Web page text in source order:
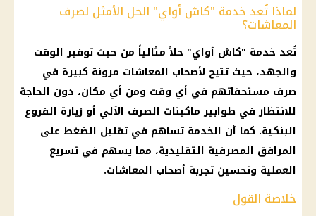
لماذا تُعد خدمة "كاش أواي" الحل الأمثل لصرف
المعاشات؟
تُعد خدمة "كاش أواي" حلاً مثالياً من حيث توفير الوقت
والجهد، حيث تتيح لأصحاب المعاشات مرونة كبيرة في
صرف مستحقاتهم في أي وقت ومن أي مكان، دون الحاجة
للانتظار في طوابير ماكينات الصرف الآلي أو زيارة الفروع
البنكية. كما أن الخدمة تساهم في تقليل الضغط على
المرافق المصرفية التقليدية، مما يسهم في تسريع
العملية وتحسين تجربة أصحاب المعاشات.
خلاصة القول